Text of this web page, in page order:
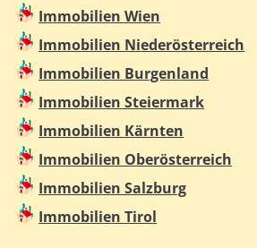
Immobilien Wien
Immobilien Niederösterreich
Immobilien Burgenland
Immobilien Steiermark
Immobilien Kärnten
Immobilien Oberösterreich
Immobilien Salzburg
Immobilien Tirol